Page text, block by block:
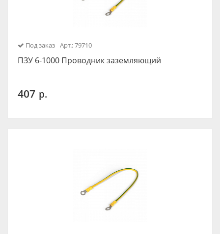
Под заказ Арт.: 79710
ПЗУ 6-1000 Проводник заземляющий
407 р.